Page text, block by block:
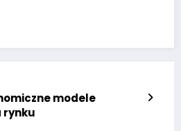
modele
rynku